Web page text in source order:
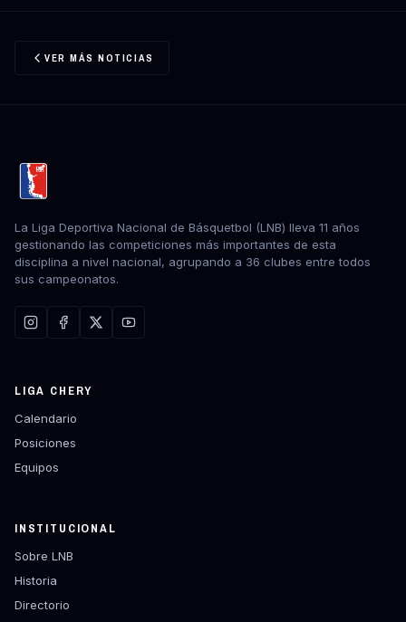
VER MÁS NOTICIAS
La Liga Deportiva Nacional de Básquetbol (LNB) lleva 11 años
gestionando las competiciones más importantes de esta
disciplina a nivel nacional, agrupando a 36 clubes entre todos
sus campeonatos.
LIGA CHERY
Calendario
Posiciones
Equipos
INSTITUCIONAL
Sobre LNB
Historia
Directorio